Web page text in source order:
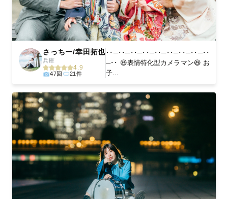
さっちー/幸田拓也
兵庫
4.9
47回 21件
･･─･･─･･─･･─･･─･･─･･─･･─･･
─･･ 😆表情特化型カメラマン😆 お
子...